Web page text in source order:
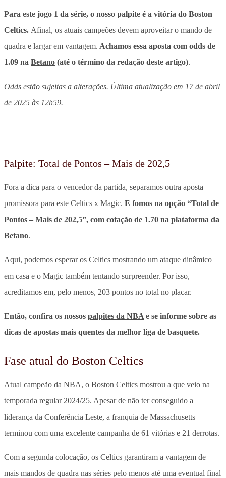
Para este jogo 1 da série, o nosso palpite é a vitória do Boston
Celtics. Afinal, os atuais campeões devem aproveitar o mando de
quadra e largar em vantagem. Achamos essa aposta com odds de
1.09 na Betano (até o término da redação deste artigo).
Odds estão sujeitas a alterações. Última atualização em 17de abril
de 2025 às 12h59.
Palpite: Total de Pontos – Mais de 202,5
Fora a dica para o vencedor da partida, separamos outra aposta
promissora para este Celtics x Magic. E fomos na opção “Total de
Pontos – Mais de 202,5”, com cotação de 1.70 na plataforma da
Betano.
Aqui, podemos esperar os Celtics mostrando um ataque dinâmico
em casa e o Magic também tentando surpreender. Por isso,
acreditamos em, pelo menos, 203 pontos no total no placar.
Então, confira os nossos palpites da NBA e se informe sobre as
dicas de apostas mais quentes da melhor liga de basquete.
Fase atual do Boston Celtics
Atual campeão da NBA, o Boston Celtics mostrou a que veio na
temporada regular 2024/25. Apesar de não ter conseguido a
liderança da Conferência Leste, a franquia de Massachusetts
terminou com uma excelente campanha de 61 vitórias e 21 derrotas.
Com a segunda colocação, os Celtics garantiram a vantagem de
mais mandos de quadra nas séries pelo menos até uma eventual final